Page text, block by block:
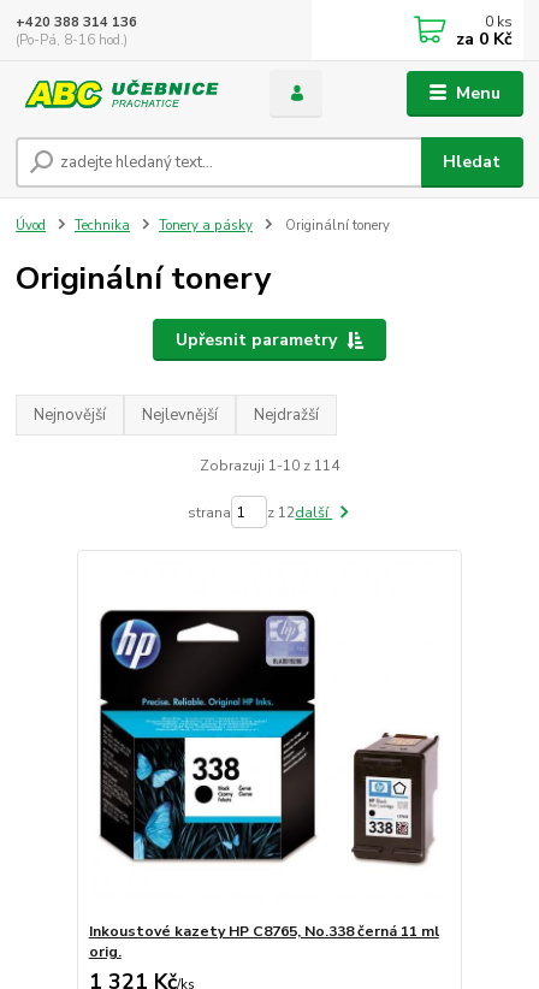
Menu
Hledat
+420 388 314 136
(Po-Pá, 8-16 hod.)
0 ks
za 0 Kč
Úvod Technika Tonery a pásky Originální tonery
Originální tonery
Upřesnit parametry
Nejnovější Nejlevnější Nejdražší
Zobrazuji 1-10 z 114
strana z 12další
Inkoustové kazety HP C8765, No.338 černá 11 ml
orig.
1 321 Kč/ks